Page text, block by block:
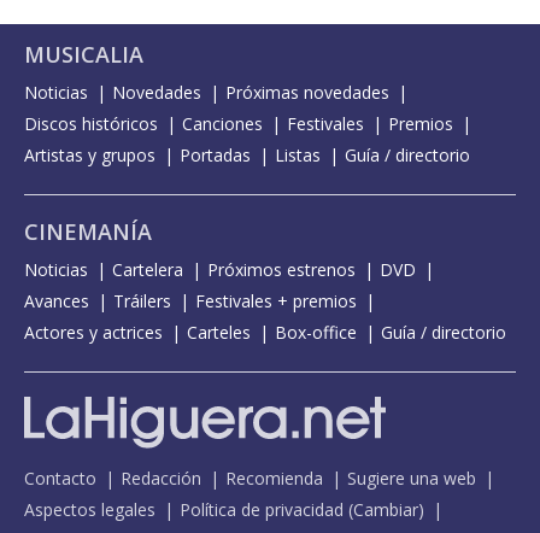
MUSICALIA
Noticias Novedades
Próximas novedades
Discos históricos
Canciones Festivales
Premios
Artistas y grupos
Portadas Listas Guía / directorio
CINEMANÍA
Noticias Cartelera Próximos estrenos
DVD
Avances
Tráilers
Festivales + premios
Actores y actrices
Carteles Box-office Guía / directorio
Contacto Redacción Recomienda
Sugiere una web
Aspectos legales
Política de privacidad (Cambiar)